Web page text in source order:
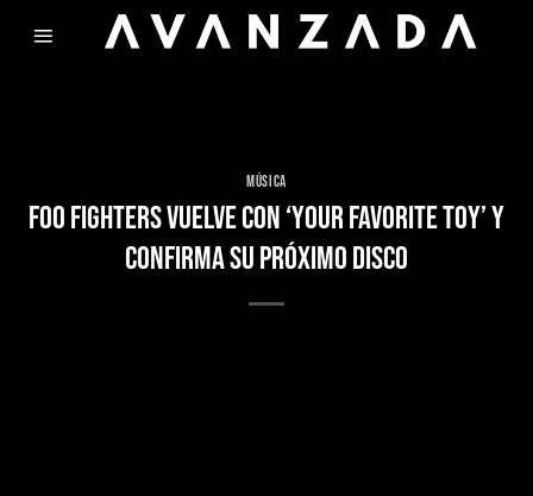
MÚSICA
FOO FIGHTERS VUELVE CON ‘YOUR FAVORITE TOY’ Y
CONFIRMA SU PRÓXIMO DISCO